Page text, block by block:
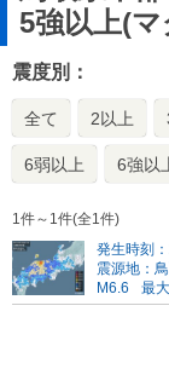
5強以上(
震度別：
全て 2以上
6弱以上 6強以
1件～1件(全1件)
発生時刻
震源地：
M6.6
最